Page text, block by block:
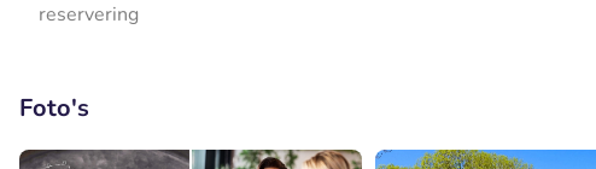
reservering
Foto's